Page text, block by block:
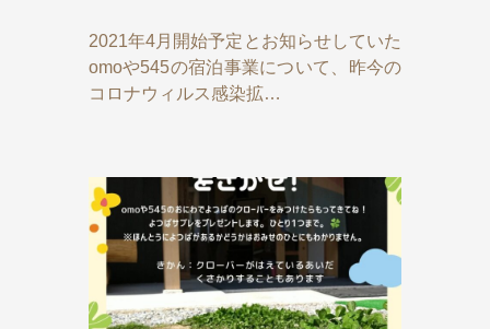
2021年4月開始予定とお知らせしていた
omoや545の宿泊事業について、昨今の
コロナウィルス感染拡…